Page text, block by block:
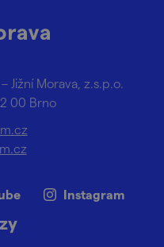
Jižní Morava, z.s.p.o.
00 Brno
Instagram